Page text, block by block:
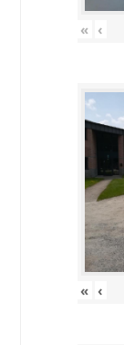
« ‹
« ‹